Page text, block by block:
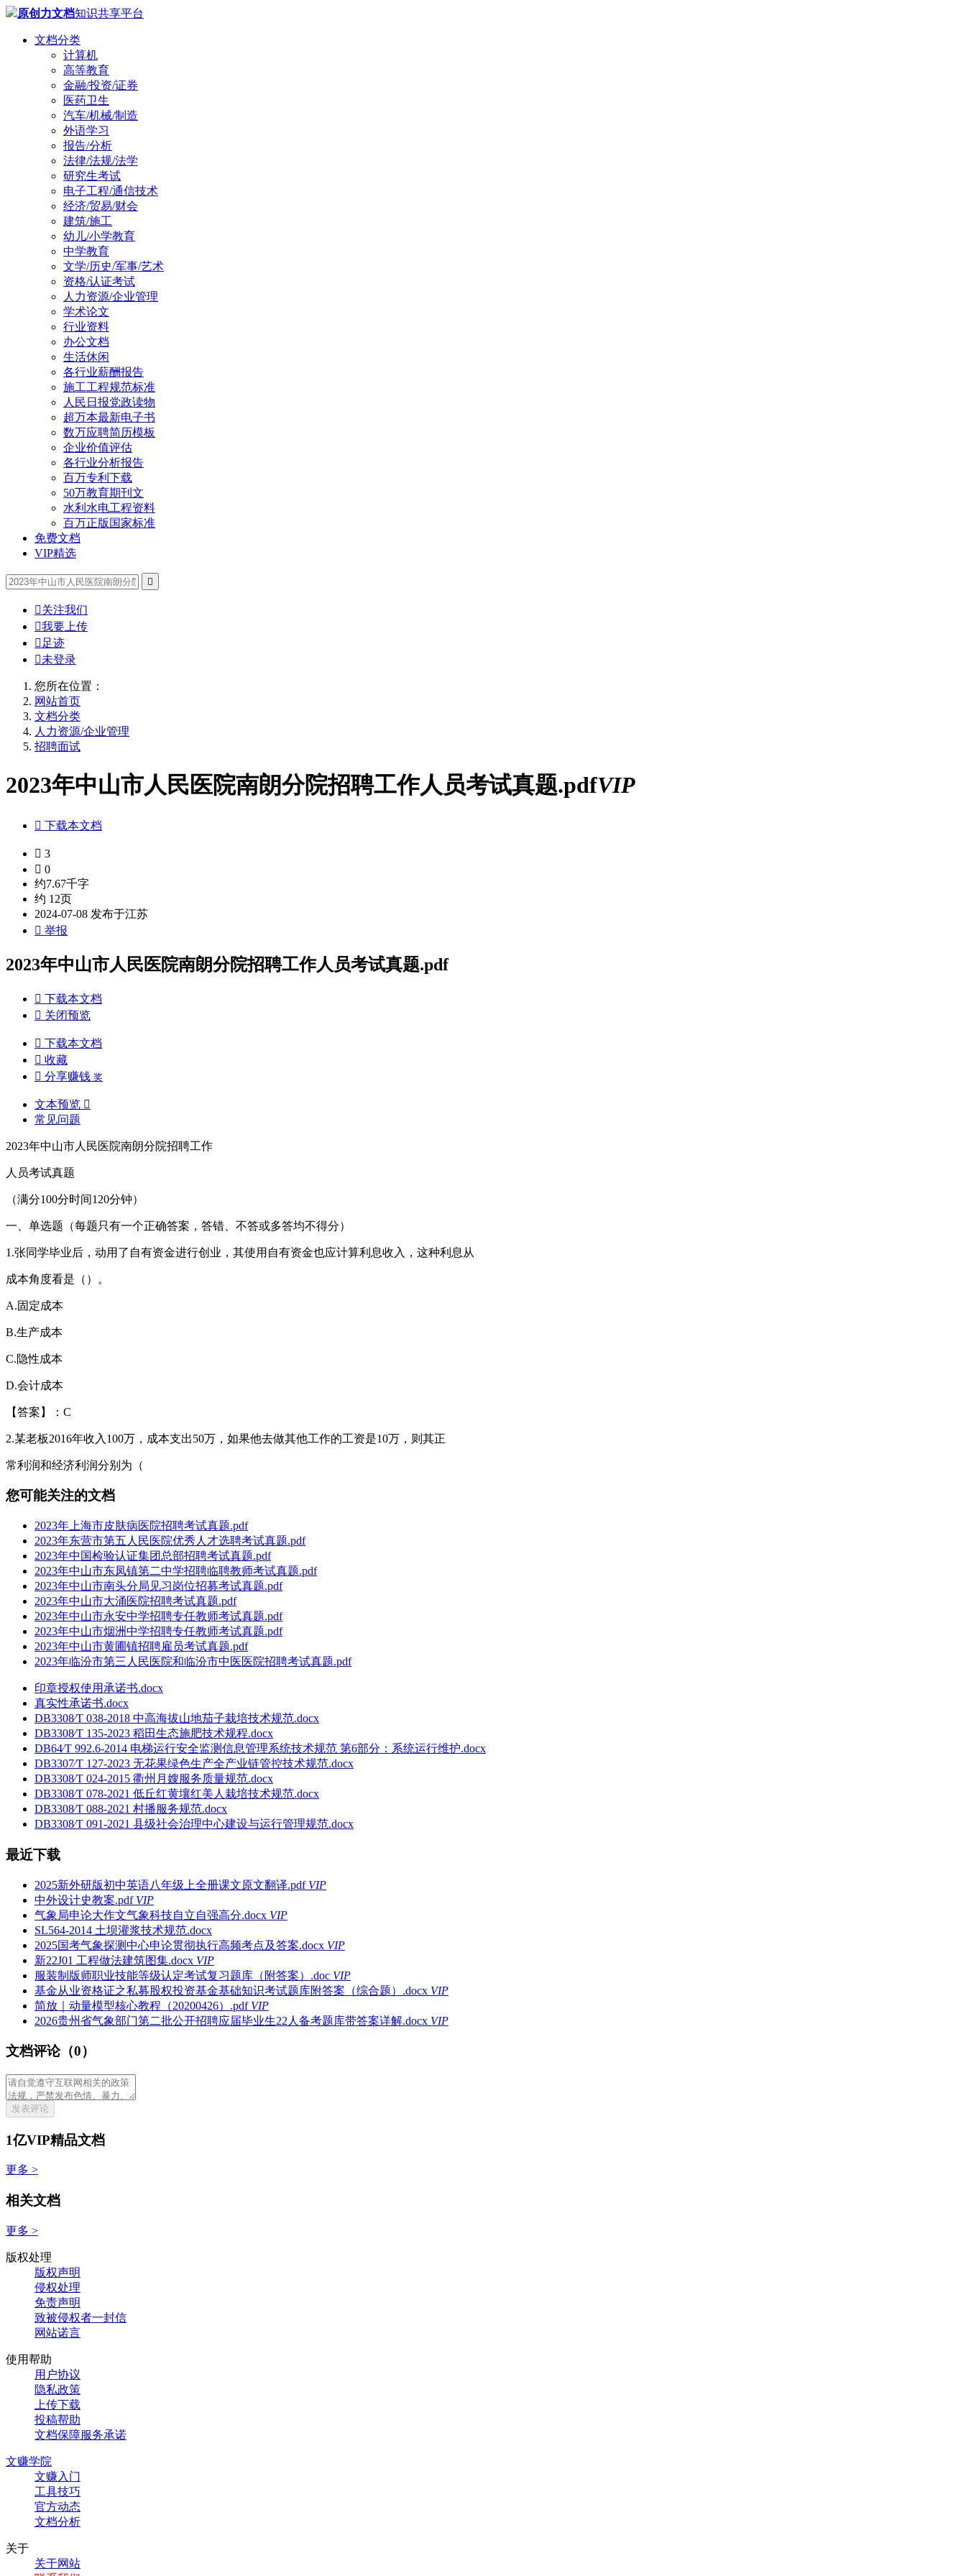
原创力文档知识共享平台
文档分类
计算机
高等教育
金融/投资/证券
医药卫生
汽车/机械/制造
外语学习
报告/分析
法律/法规/法学
研究生考试
电子工程/通信技术
经济/贸易/财会
建筑/施工
幼儿/小学教育
中学教育
文学/历史/军事/艺术
资格/认证考试
人力资源/企业管理
学术论文
行业资料
办公文档
生活休闲
各行业薪酬报告
施工工程规范标准
人民日报党政读物
超万本最新电子书
数万应聘简历模板
企业价值评估
各行业分析报告
百万专利下载
50万教育期刊文
水利水电工程资料
百万正版国家标准
免费文档
VIP精选

关注我们
我要上传
 足迹
未登录
您所在位置：
网站首页
文档分类
人力资源/企业管理
招聘面试
2023年中山市人民医院南朗分院招聘工作人员考试真题.pdfVIP
 下载本文档
 3
 0
约7.67千字
约 12页
2024-07-08 发布于江苏
 举报
2023年中山市人民医院南朗分院招聘工作人员考试真题.pdf
 下载本文档
 关闭预览
 下载本文档
 收藏
 分享赚钱 奖
文本预览 
常见问题
2023年中山市人民医院南朗分院招聘工作
人员考试真题
（满分100分时间120分钟）
一、单选题（每题只有一个正确答案，答错、不答或多答均不得分）
1.张同学毕业后，动用了自有资金进行创业，其使用自有资金也应计算利息收入，这种利息从
成本角度看是（）。
A.固定成本
B.生产成本
C.隐性成本
D.会计成本
【答案】：C
2.某老板2016年收入100万，成本支出50万，如果他去做其他工作的工资是10万，则其正
常利润和经济利润分别为（
您可能关注的文档
2023年上海市皮肤病医院招聘考试真题.pdf
2023年东营市第五人民医院优秀人才选聘考试真题.pdf
2023年中国检验认证集团总部招聘考试真题.pdf
2023年中山市东凤镇第二中学招聘临聘教师考试真题.pdf
2023年中山市南头分局见习岗位招募考试真题.pdf
2023年中山市大涌医院招聘考试真题.pdf
2023年中山市永安中学招聘专任教师考试真题.pdf
2023年中山市烟洲中学招聘专任教师考试真题.pdf
2023年中山市黄圃镇招聘雇员考试真题.pdf
2023年临汾市第三人民医院和临汾市中医医院招聘考试真题.pdf
印章授权使用承诺书.docx
真实性承诺书.docx
DB3308∕T 038-2018 中高海拔山地茄子栽培技术规范.docx
DB3308∕T 135-2023 稻田生态施肥技术规程.docx
DB64∕T 992.6-2014 电梯运行安全监测信息管理系统技术规范 第6部分：系统运行维护.docx
DB3307∕T 127-2023 无花果绿色生产全产业链管控技术规范.docx
DB3308∕T 024-2015 衢州月嫂服务质量规范.docx
DB3308∕T 078-2021 低丘红黄壤红美人栽培技术规范.docx
DB3308∕T 088-2021 村播服务规范.docx
DB3308∕T 091-2021 县级社会治理中心建设与运行管理规范.docx
最近下载
2025新外研版初中英语八年级上全册课文原文翻译.pdf VIP
中外设计史教案.pdf VIP
气象局申论大作文气象科技自立自强高分.docx VIP
SL564-2014 土坝灌浆技术规范.docx
2025国考气象探测中心申论贯彻执行高频考点及答案.docx VIP
新22J01 工程做法建筑图集.docx VIP
服装制版师职业技能等级认定考试复习题库（附答案）.doc VIP
基金从业资格证之私募股权投资基金基础知识考试题库附答案（综合题）.docx VIP
简放｜动量模型核心教程（20200426）.pdf VIP
2026贵州省气象部门第二批公开招聘应届毕业生22人备考题库带答案详解.docx VIP
文档评论（0）
发表评论
1亿VIP精品文档
更多 >
相关文档
更多 >
版权处理
版权声明
侵权处理
免责声明
致被侵权者一封信
网站诺言
使用帮助
用户协议
隐私政策
上传下载
投稿帮助
文档保障服务承诺
文赚学院
文赚入门
工具技巧
官方动态
文档分析
关于
关于网站